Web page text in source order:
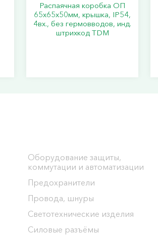
Распаячная коробка ОП
65х65х50мм, крышка, IP54,
4вх., без гермовводов, инд.
штрихкод TDM
Оборудование защиты,
коммутации и автоматизации
Предохранители
Провода, шнуры
Светотехнические изделия
Силовые разъёмы